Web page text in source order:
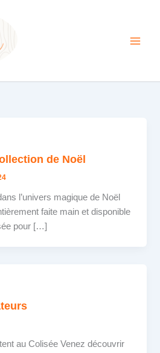
de Noël
l’univers magique de Noël
faite main et disponible
pour […]
au Colisée Venez découvrir